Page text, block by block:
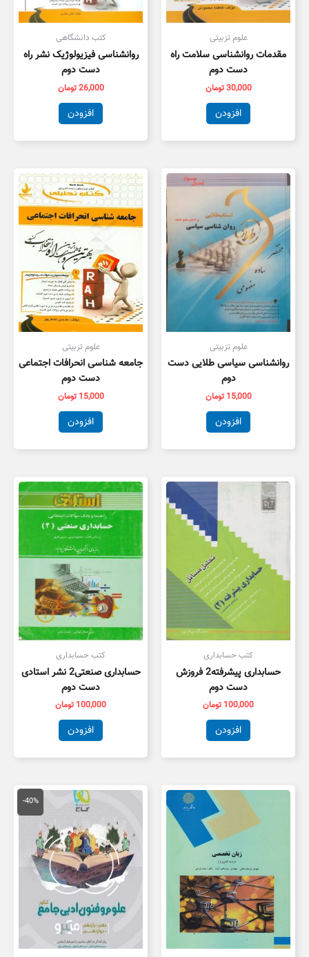
علوم تزبیتی
مقدمات روانشناسی سلامت راه
دست دوم
30,000تومان
افزودن
کتب دانشگاهی
روانشناسی فیزیولوژیک نشر راه
دست دوم
26,000تومان
افزودن
علوم تزبیتی
روانشناسی سیاسی طلایی دست
دوم
15,000 تومان
افزودن
علوم تزبیتی
جامعه شناسی انحرافات اجتماعی
دست دوم
15,000 تومان
افزودن
کتب حسابداری
حسابداری پیشرفته2 فروزش
دست دوم
100,000 تومان
افزودن
کتب حسابداری
حسابداری صنعتی2 نشر استادی
دست دوم
100,000 تومان
افزودن
-40%
قیمت
اصلی
79,000 تومان
بود.
قیمت
فعلی